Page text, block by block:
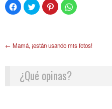
Click
to
share
new
Click
to
share
in
new
Click
to
share
new
Click
to
new
Post navigation
← Mamá, ¡están usando mis fotos!
¿Qué opinas?